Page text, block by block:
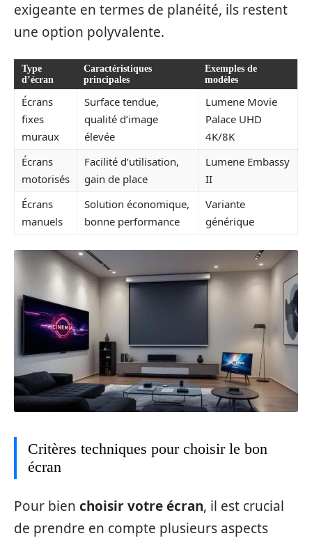
exigeante en termes de planéité, ils restent
une option polyvalente.
Type
d’écran
Caractéristiques
principales
Exemples de
modèles
Écrans
fixes
muraux
Surface tendue,
qualité d’image
élevée
Lumene Movie
Palace UHD
4K/8K
Écrans
motorisés
Facilité d’utilisation,
gain de place
Lumene Embassy
II
Écrans
manuels
Solution économique,
bonne performance
Variante
générique
Critères techniques pour choisir le bon
écran
Pour bien choisir votre écran, il est crucial
de prendre en compte plusieurs aspects